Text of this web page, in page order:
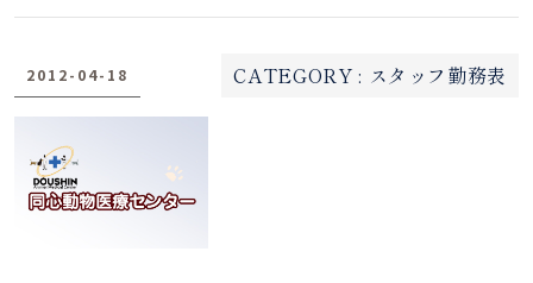
2012-04-18 CATEGORY : スタッフ勤務表